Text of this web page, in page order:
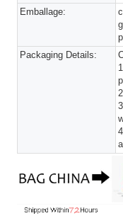
Emballage:
Packaging Details: